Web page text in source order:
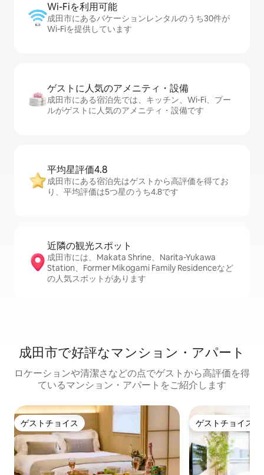
Wi-Fiを利⁠用⁠可⁠能
成田市にあるバケーションレンタルのうち30件が
Wi-Fiを提供しています
ゲストに人⁠気⁠のア⁠メ⁠ニ⁠テ⁠ィ・設⁠備
成田市にある宿泊先では、キッチン、Wi-Fi、プー
ルがゲストに人気のアメニティ・設備です
平均星評価4.8
成田市にある宿泊先はゲストから高評価を得てお
り、平均評価は5つ星のうち4.8です
近隣の観光ス⁠ポ⁠ッ⁠ト
成田市には、Makata Shrine、Narita-Yukawa
Station、Former Mikogami Family Residenceなど
の人気スポットがあります
成田市で好評なマンション・アパート
ロケーションや清潔さなどの点でゲストから高評価を得
ているマンション・アパートをご紹介します
ゲストチョイス
ゲストチョイス ゲストチョイス
ゲストチョイス